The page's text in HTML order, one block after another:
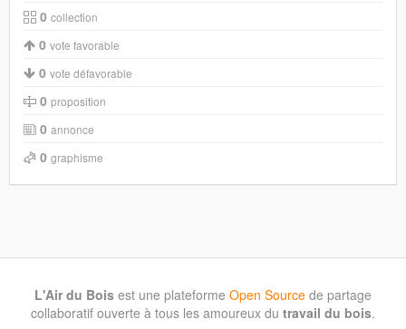
0 collection
0 vote favorable
0 vote défavorable
0 proposition
0 annonce
0 graphisme
L'Air du Bois est une plateforme Open Source de partage
collaboratif ouverte à tous les amoureux du travail du bois.